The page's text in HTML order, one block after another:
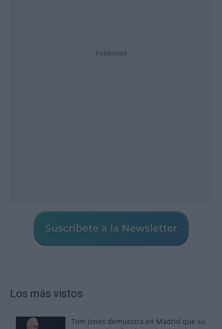
Publicidad
Los más vistos
Tom Jones demuestra en Madrid que su